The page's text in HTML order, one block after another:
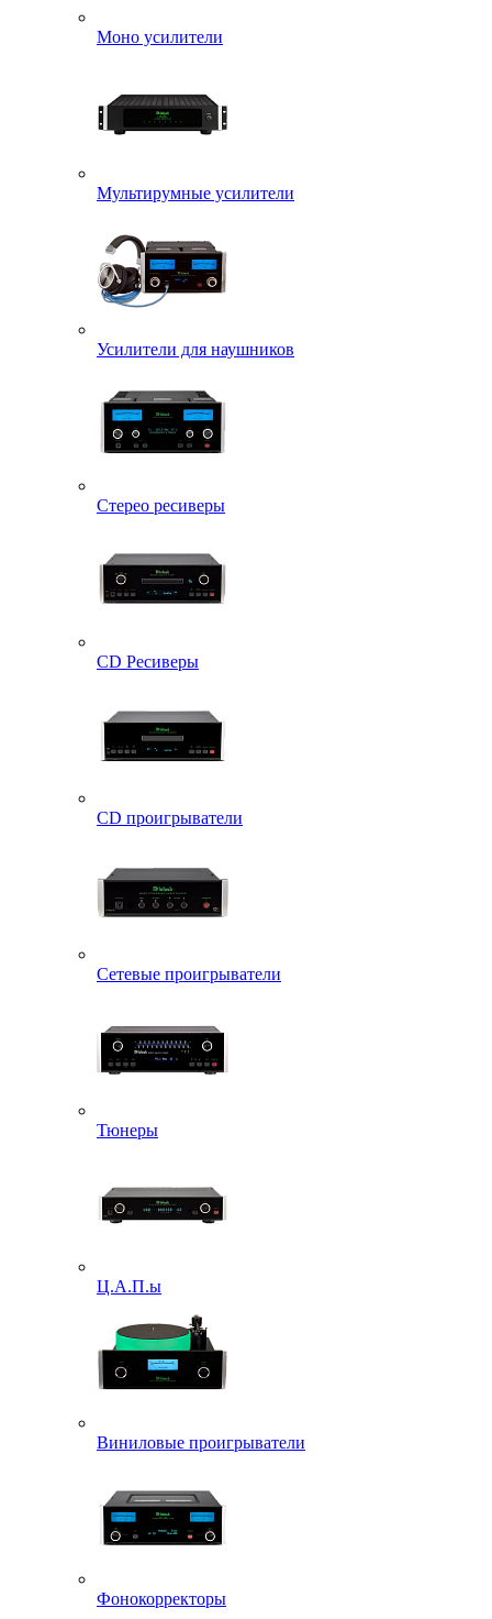
Моно усилители
Мультирумные усилители
Усилители для наушников
Стерео ресиверы
CD Ресиверы
CD проигрыватели
Сетевые проигрыватели
Тюнеры
Ц.А.П.ы
Виниловые проигрыватели
Фонокорректоры